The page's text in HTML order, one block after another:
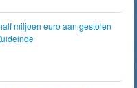
miljoen euro aan gestolen